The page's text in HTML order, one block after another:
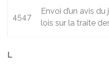
4547
Envoi d’un avis
lois sur la traite
L